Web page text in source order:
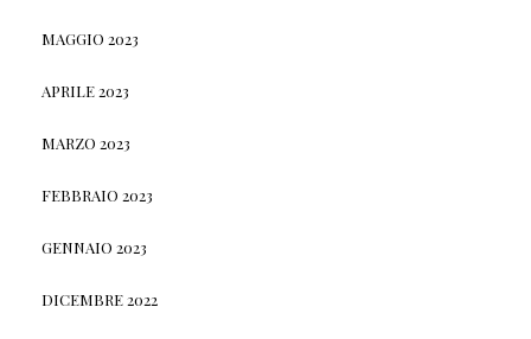
MAGGIO 2023
APRILE 2023
MARZO 2023
FEBBRAIO 2023
GENNAIO 2023
DICEMBRE 2022